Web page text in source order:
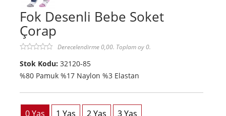
Fok Desenli Bebe Soket
Çorap
Derecelendirme 0,00. Toplam oy 0.
Stok Kodu: 32120-85
%80 Pamuk %17 Naylon %3 Elastan